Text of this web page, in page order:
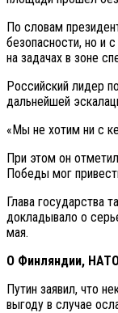
По словам
безопасности, но и
на задачах в зоне
Российский лидер
дальнейшей
«Мы не хотим ни с
При этом он
Победы мог
Глава государства
докладывало о
мая.
О Финляндии,
Путин заявил, что
выгоду в случае